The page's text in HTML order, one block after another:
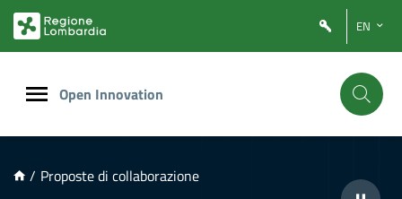
PRINCIPALE
EN
Open Innovation
/ Proposte di collaborazione